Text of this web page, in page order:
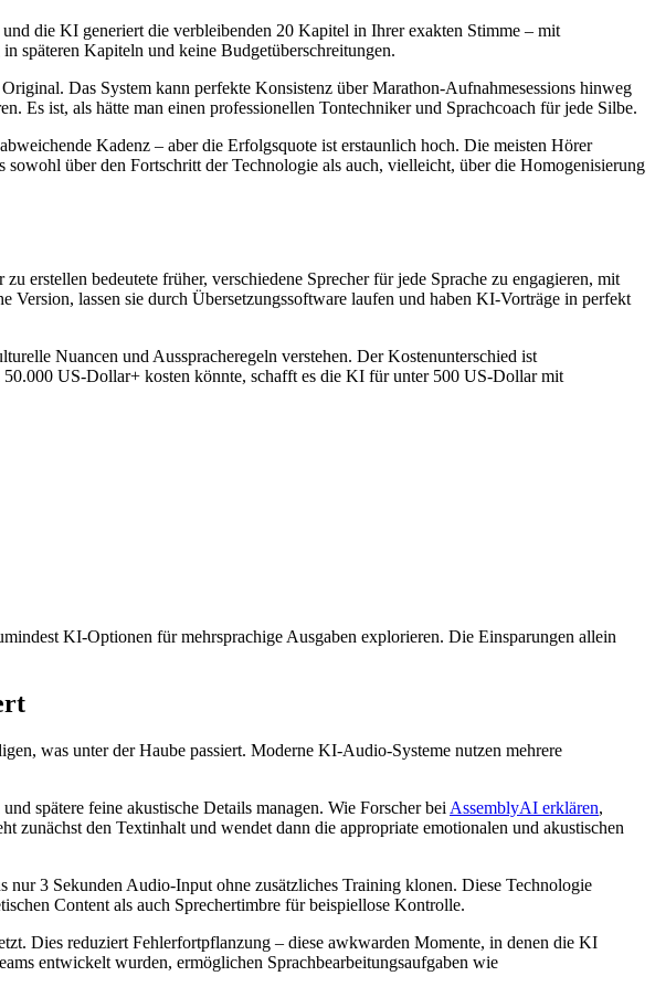
die KI generiert die verbleibenden 20 Kapitel in Ihrer exakten Stimme – mit
späteren Kapiteln und keine Budgetüberschreitungen.
Das System kann perfekte Konsistenz über Marathon-Aufnahmesessions hinweg
Es ist, als hätte man einen professionellen Tontechniker und Sprachcoach für jede Silbe.
Kadenz – aber die Erfolgsquote ist erstaunlich hoch. Die meisten Hörer
über den Fortschritt der Technologie als auch, vielleicht, über die Homogenisierung
erstellen bedeutete früher, verschiedene Sprecher für jede Sprache zu engagieren, mit
Version, lassen sie durch Übersetzungssoftware laufen und haben KI-Vorträge in perfekt
Nuancen und Ausspracheregeln verstehen. Der Kostenunterschied ist
US-Dollar+ kosten könnte, schafft es die KI für unter 500 US-Dollar mit
KI-Optionen für mehrsprachige Ausgaben explorieren. Die Einsparungen allein
was unter der Haube passiert. Moderne KI-Audio-Systeme nutzen mehrere
spätere feine akustische Details managen. Wie Forscher bei AssemblyAI erklären,
zunächst den Textinhalt und wendet dann die appropriate emotionalen und akustischen
3 Sekunden Audio-Input ohne zusätzliches Training klonen. Diese Technologie
Content als auch Sprechertimbre für beispiellose Kontrolle.
Dies reduziert Fehlerfortpflanzung – diese awkwarden Momente, in denen die KI
entwickelt wurden, ermöglichen Sprachbearbeitungsaufgaben wie